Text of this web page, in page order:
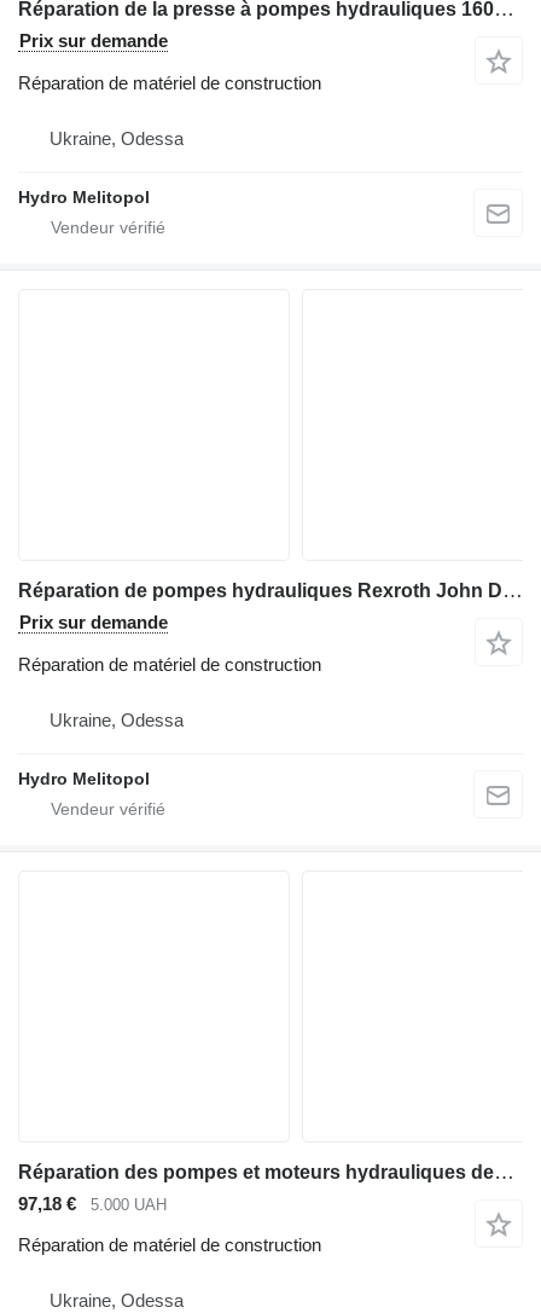
Réparation de la presse à pompes hydrauliques 160YCY14-1B
Prix sur demande
Réparation de matériel de construction
Ukraine, Odessa
Hydro Melitopol
Réparation de pompes hydrauliques Rexroth John Deere RE565038 RE275747
Prix sur demande
Réparation de matériel de construction
Ukraine, Odessa
Hydro Melitopol
Réparation des pompes et moteurs hydrauliques des équipements Caterpillar CAT
97,18 € 5.000 UAH
Réparation de matériel de construction
Ukraine, Odessa